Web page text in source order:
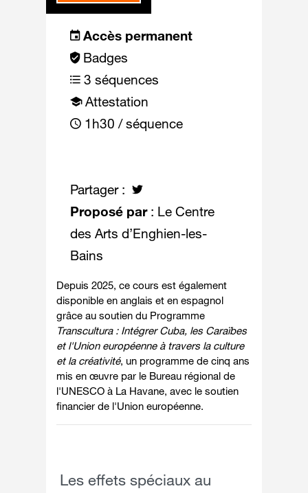
Accès permanent
Badges
3 séquences
Attestation
1h30 / séquence
Partager :
Proposé par: Le Centre
des Arts d’Enghien-les-
Bains
Depuis 2025, ce cours est également
disponible en anglais et en espagnol
grâce au soutien du Programme
Transcultura : Intégrer Cuba, les Caraïbes
et l'Union européenne à travers la culture
et la créativité, un programme de cinq ans
mis en œuvre par le Bureau régional de
l'UNESCO à La Havane, avec le soutien
financier de l'Union européenne.
Les effets spéciaux au